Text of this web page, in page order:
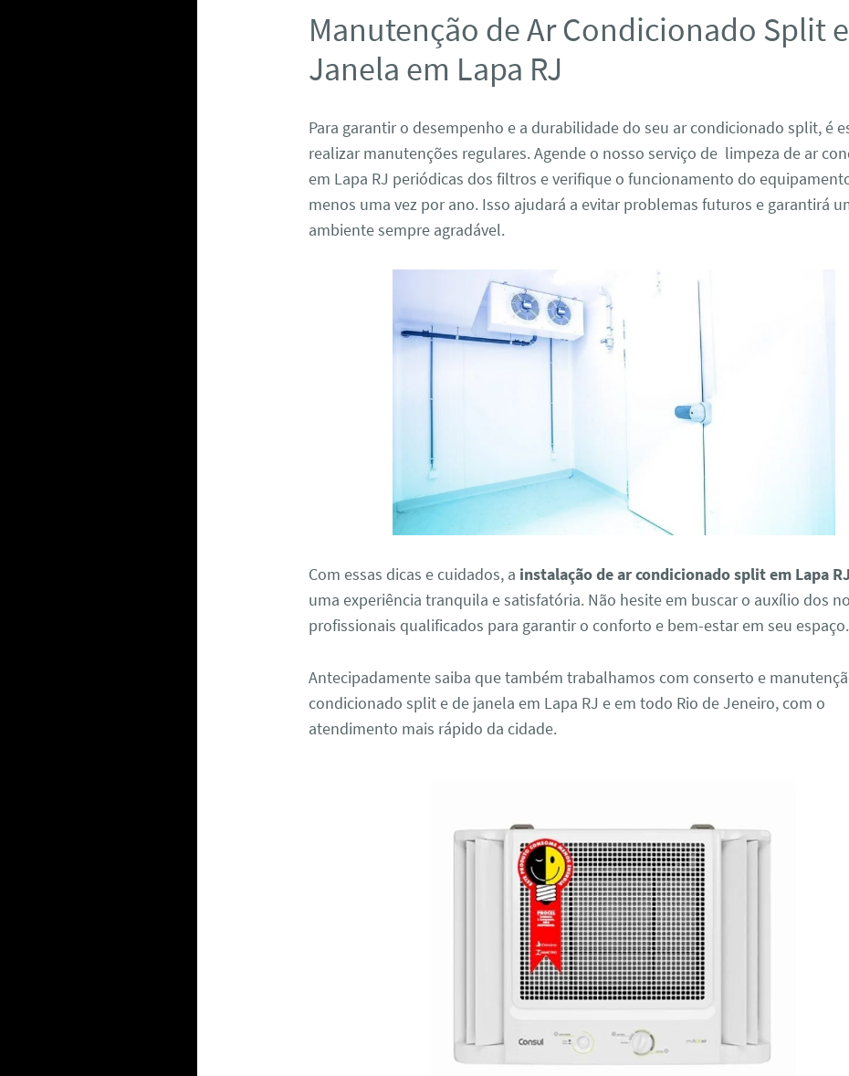
Manutenção de Ar Condicionado Split
Janela em Lapa RJ
Para garantir o desempenho e a durabilidade do seu ar condicionado split, é
realizar manutenções regulares. Agende o nosso serviço de limpeza de ar
em Lapa RJ periódicas dos filtros e verifique o funcionamento do
menos uma vez por ano. Isso ajudará a evitar problemas futuros e garantirá
ambiente sempre agradável.
Com essas dicas e cuidados, a instalação de ar condicionado split em Lapa RJ
uma experiência tranquila e satisfatória. Não hesite em buscar o auxílio dos
profissionais qualificados para garantir o conforto e bem-estar em seu espaço.
Antecipadamente saiba que também trabalhamos com conserto e
condicionado split e de janela em Lapa RJ e em todo Rio de Jeneiro, com o
atendimento mais rápido da cidade.